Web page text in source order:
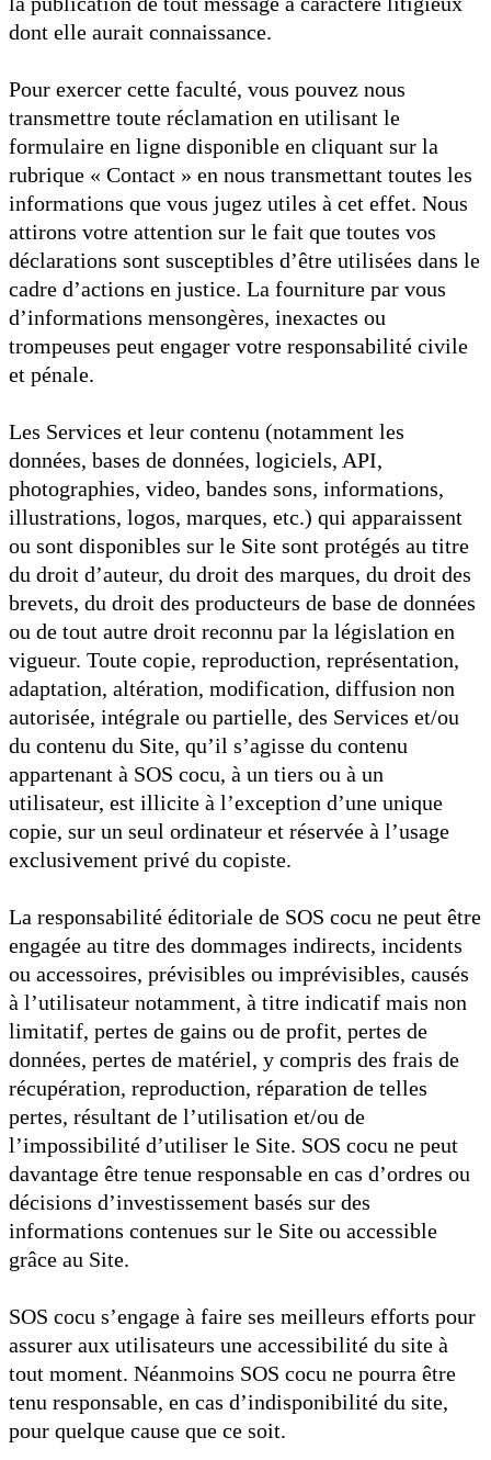
dont elle aurait connaissance.
Pour exercer cette faculté, vous pouvez nous
transmettre toute réclamation en utilisant le
formulaire en ligne disponible en cliquant sur la
rubrique « Contact » en nous transmettant toutes les
informations que vous jugez utiles à cet effet. Nous
attirons votre attention sur le fait que toutes vos
déclarations sont susceptibles d’être utilisées dans le
cadre d’actions en justice. La fourniture par vous
d’informations mensongères, inexactes ou
trompeuses peut engager votre responsabilité civile
et pénale.
Les Services et leur contenu (notamment les
données, bases de données, logiciels, API,
photographies, video, bandes sons, informations,
illustrations, logos, marques, etc.) qui apparaissent
ou sont disponibles sur le Site sont protégés au titre
du droit d’auteur, du droit des marques, du droit des
brevets, du droit des producteurs de base de données
ou de tout autre droit reconnu par la législation en
vigueur. Toute copie, reproduction, représentation,
adaptation, altération, modification, diffusion non
autorisée, intégrale ou partielle, des Services et/ou
du contenu du Site, qu’il s’agisse du contenu
appartenant à SOS cocu, à un tiers ou à un
utilisateur, est illicite à l’exception d’une unique
copie, sur un seul ordinateur et réservée à l’usage
exclusivement privé du copiste.
La responsabilité éditoriale de SOS cocu ne peut être
engagée au titre des dommages indirects, incidents
ou accessoires, prévisibles ou imprévisibles, causés
à l’utilisateur notamment, à titre indicatif mais non
limitatif, pertes de gains ou de profit, pertes de
données, pertes de matériel, y compris des frais de
récupération, reproduction, réparation de telles
pertes, résultant de l’utilisation et/ou de
l’impossibilité d’utiliser le Site. SOS cocu ne peut
davantage être tenue responsable en cas d’ordres ou
décisions d’investissement basés sur des
informations contenues sur le Site ou accessible
grâce au Site.
SOS cocu s’engage à faire ses meilleurs efforts pour
assurer aux utilisateurs une accessibilité du site à
tout moment. Néanmoins SOS cocu ne pourra être
tenu responsable, en cas d’indisponibilité du site,
pour quelque cause que ce soit.